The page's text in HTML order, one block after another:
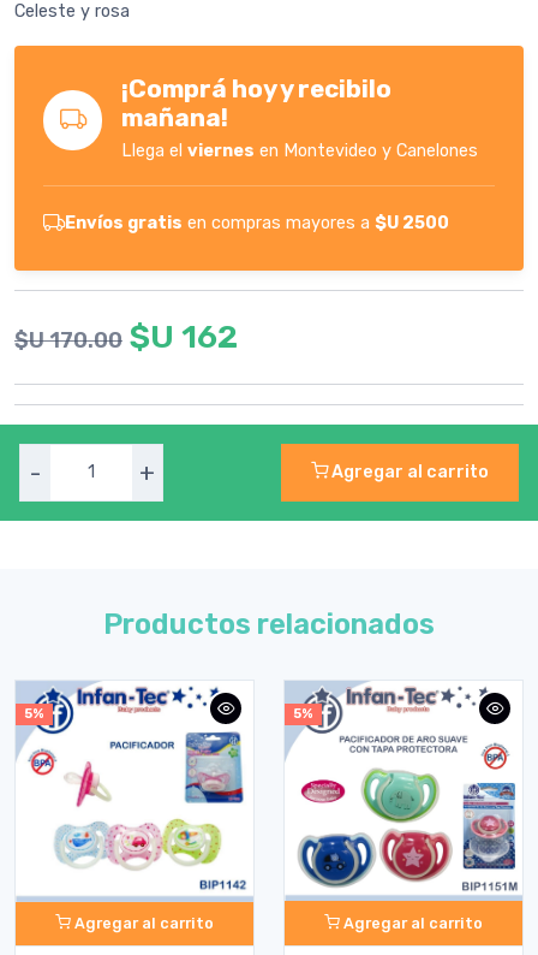
Celeste y rosa
¡Comprá hoy y recibilo
mañana!
Llega elviernes en Montevideo y Canelones
Envíos gratis en compras mayores a $U 2500
$U 170.00 $U 162
- + Agregar al carrito
Productos relacionados
5%
Agregar al carrito
5%
Agregar al carrito